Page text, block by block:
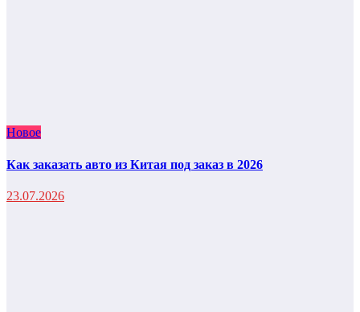
Новое
Как заказать авто из Китая под заказ в 2026
23.07.2026